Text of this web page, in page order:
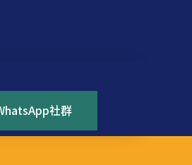
社群